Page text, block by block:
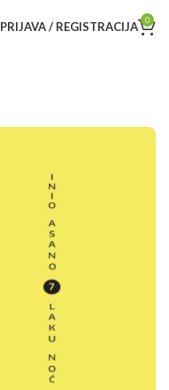
PRIJAVA / REGISTRACIJA 0